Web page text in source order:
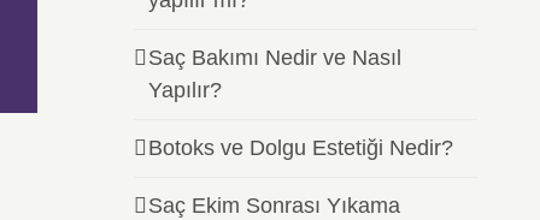
Saç Bakımı Nedir ve Nasıl
Yapılır?
Botoks ve Dolgu Estetiği Nedir?
Saç Ekim Sonrası Yıkama